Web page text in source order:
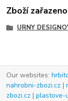
Zboží
URNY
Our websites:
nahrobni-zbozi.cz |
zbozi.cz |plastove-